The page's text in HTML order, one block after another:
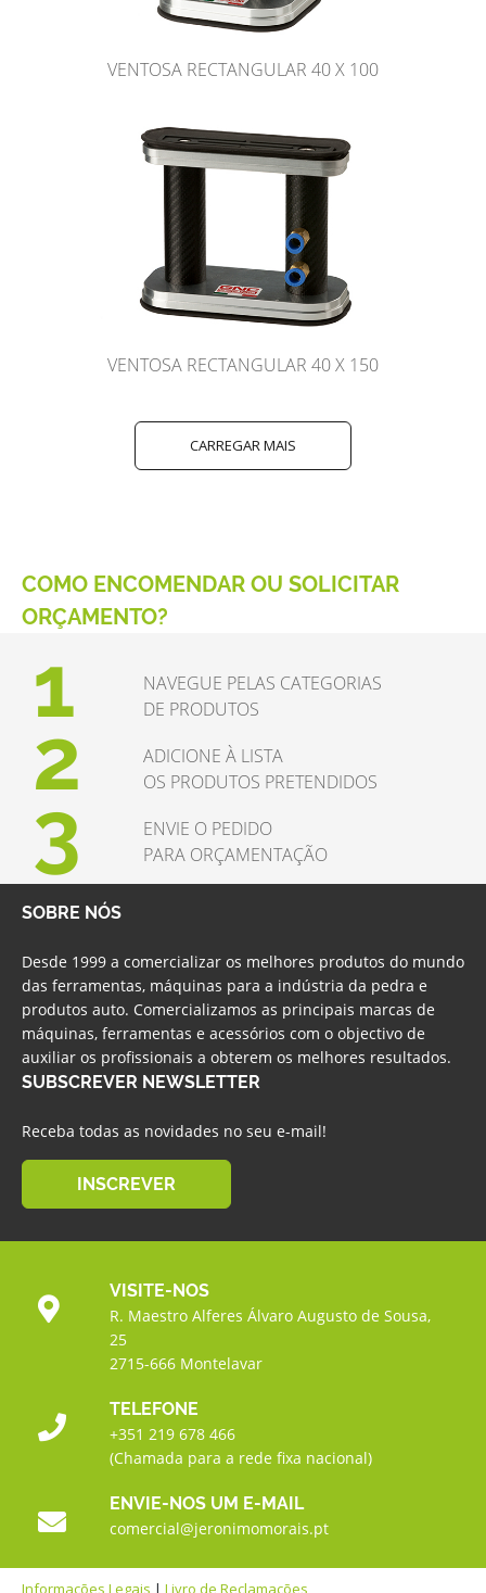
VENTOSA RECTANGULAR 40 X 100
VENTOSA RECTANGULAR 40 X 150
CARREGAR MAIS
COMO ENCOMENDAR OU SOLICITAR
ORÇAMENTO?
1
NAVEGUE PELAS CATEGORIAS
DE PRODUTOS
2
ADICIONE À LISTA
OS PRODUTOS PRETENDIDOS
3
ENVIE O PEDIDO
PARA ORÇAMENTAÇÃO
SOBRE NÓS
Desde 1999 a comercializar os melhores produtos do mundo
das ferramentas, máquinas para a indústria da pedra e
produtos auto. Comercializamos as principais marcas de
máquinas, ferramentas e acessórios com o objectivo de
auxiliar os profissionais a obterem os melhores resultados.
SUBSCREVER NEWSLETTER
Receba todas as novidades no seu e-mail!
INSCREVER
VISITE-NOS
R. Maestro Alferes Álvaro Augusto de Sousa,
25
2715-666 Montelavar
TELEFONE
+351 219 678 466
(Chamada para a rede fixa nacional)
ENVIE-NOS UM E-MAIL
comercial@jeronimomorais.pt
Informações Legais | Livro de Reclamações